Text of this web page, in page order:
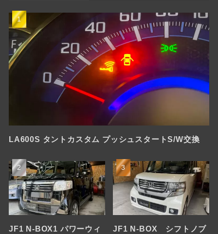
LA600S タントカスタム プッシュスタートS/W交換
JF1 N-BOX1 パワーウィ
JF1 N-BOX シフトノブ